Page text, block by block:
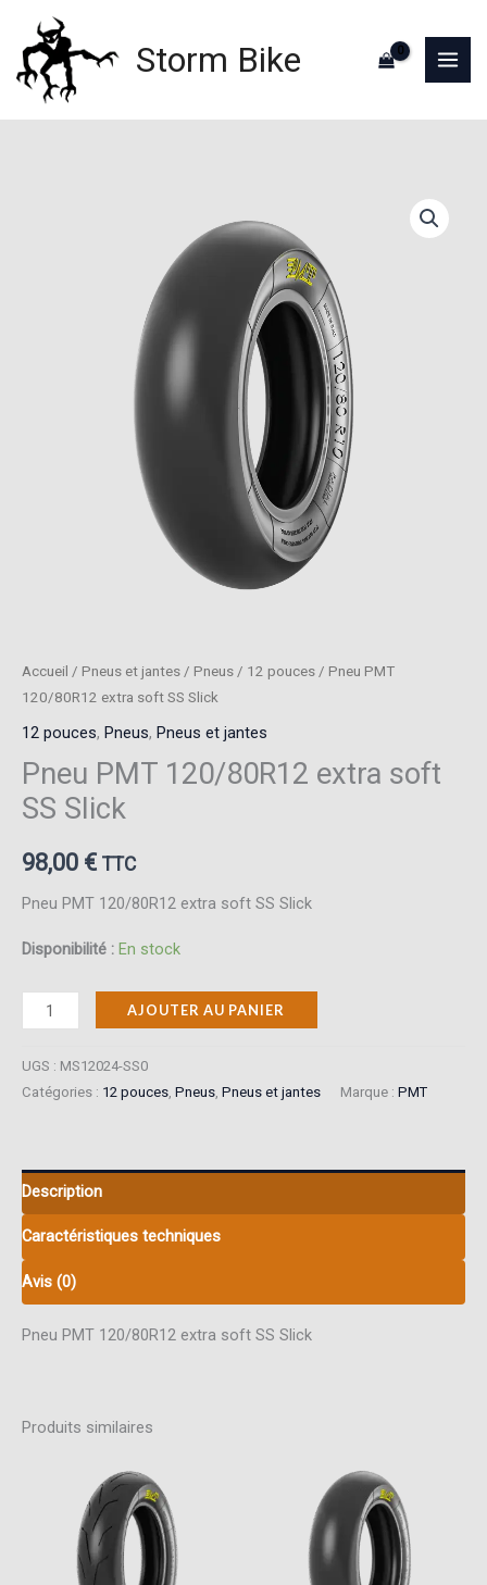
contenu
Storm Bike
Accueil / Pneus et jantes / Pneus / 12 pouces / Pneu PMT
120/80R12 extra soft SS Slick
12 pouces, Pneus, Pneus et jantes
Pneu PMT 120/80R12 extra soft
SS Slick
98,00 € TTC
Pneu PMT 120/80R12 extra soft SS Slick
Disponibilité : En stock
quantité
de
Pneu
PMT
soft
SS
Slick
AJOUTER AU PANIER
UGS : MS12024-SS0
Catégories : 12 pouces, Pneus, Pneus et jantes Marque : PMT
Description
Caractéristiques techniques
Avis (0)
Pneu PMT 120/80R12 extra soft SS Slick
Produits similaires